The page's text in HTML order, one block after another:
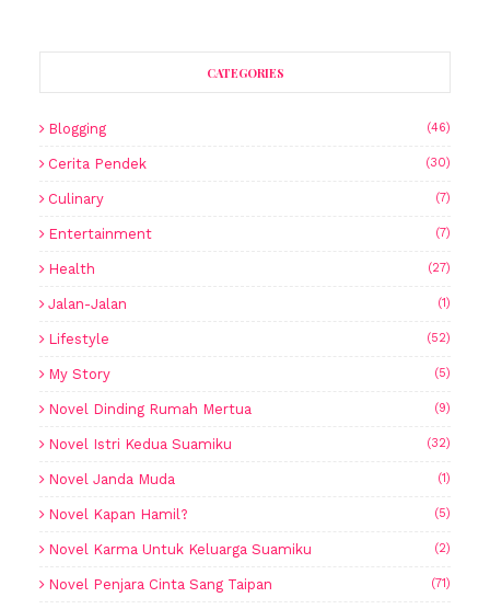
CATEGORIES
Blogging (46)
Cerita Pendek (30)
Culinary (7)
Entertainment (7)
Health (27)
Jalan-Jalan (1)
Lifestyle (52)
My Story (5)
Novel Dinding Rumah Mertua (9)
Novel Istri Kedua Suamiku (32)
Novel Janda Muda (1)
Novel Kapan Hamil? (5)
Novel Karma Untuk Keluarga Suamiku (2)
Novel Penjara Cinta Sang Taipan (71)